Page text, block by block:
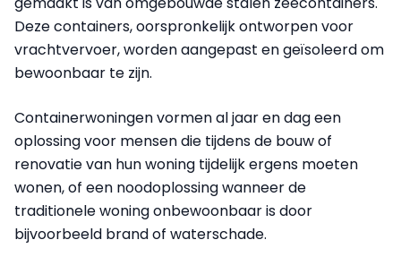
Deze containers, oorspronkelijk ontworpen voor
vrachtvervoer, worden aangepast en geïsoleerd om
bewoonbaar te zijn.
Containerwoningen vormen al jaar en dag een
oplossing voor mensen die tijdens de bouw of
renovatie van hun woning tijdelijk ergens moeten
wonen, of een noodoplossing wanneer de
traditionele woning onbewoonbaar is door
bijvoorbeeld brand of waterschade.